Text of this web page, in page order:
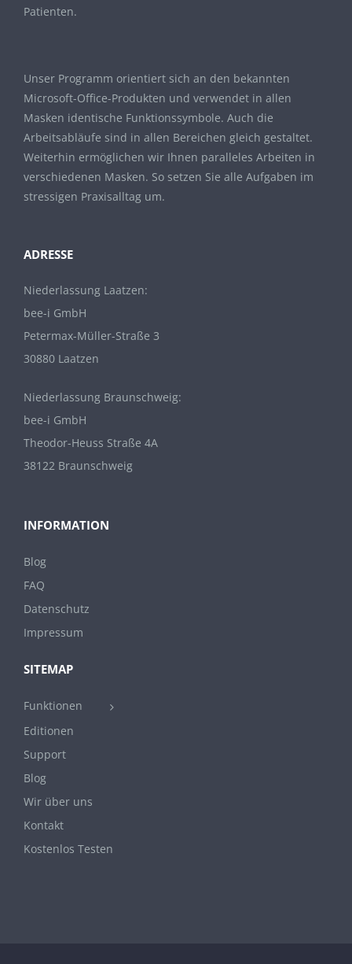
Patienten.
Unser Programm orientiert sich an den bekannten
Microsoft-Office-Produkten und verwendet in allen
Masken identische Funktionssymbole. Auch die
Arbeitsabläufe sind in allen Bereichen gleich gestaltet.
Weiterhin ermöglichen wir Ihnen paralleles Arbeiten in
verschiedenen Masken. So setzen Sie alle Aufgaben im
stressigen Praxisalltag um.
ADRESSE
Niederlassung Laatzen:
bee-i GmbH
Petermax-Müller-Straße 3
30880 Laatzen
Niederlassung Braunschweig:
bee-i GmbH
Theodor-Heuss Straße 4A
38122 Braunschweig
INFORMATION
Blog
FAQ
Datenschutz
Impressum
SITEMAP
Funktionen
Editionen
Support
Blog
Wir über uns
Kontakt
Kostenlos Testen